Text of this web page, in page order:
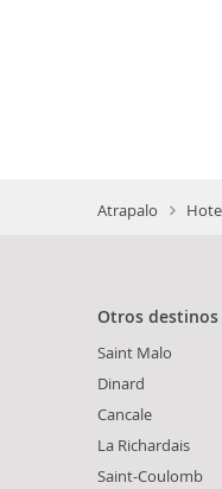
Atrapalo
Otros
Saint Malo
Dinard
Cancale
La Richardais
Saint-Coulomb